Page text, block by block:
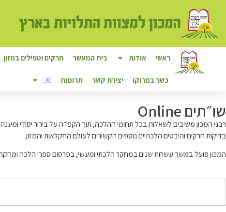
ראשי אודות בית המעשר חרקים וטפילים במזון
כשר במרוקו יצירת קשר תרומות
שו״תים Online
רבני המכון משיבים לשאלות בכל תחומי ההלכה, תוך הקפדה על בירור יסודי
בדיקות חרקים והיבטים הלכתיים נוספים הקשורים לעולם החקלאות והמזון.
המכון פועל במשך עשרות שנים במחקר הלכתי ומעשי, בפרסום ספרי הלכה